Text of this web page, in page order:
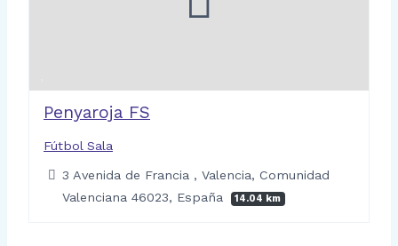
Penyaroja FS
Fútbol Sala
3 Avenida de Francia , Valencia, Comunidad
Valenciana 46023, España
14.04 km